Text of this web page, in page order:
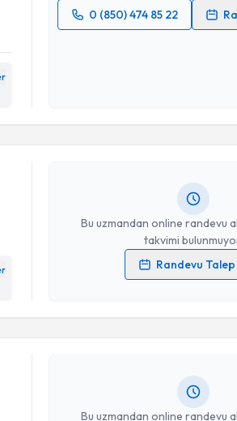
0 (850) 474 85 22
Takvim Talebini
Bu uzmandan online randevu
takvimi
Randevu Talep
Kişisel verilerimin işlenmesine ilişkin
işlenmesini kabul ediyorum.
Bu uzmandan online randevu
Randevu Takvimi Talebi